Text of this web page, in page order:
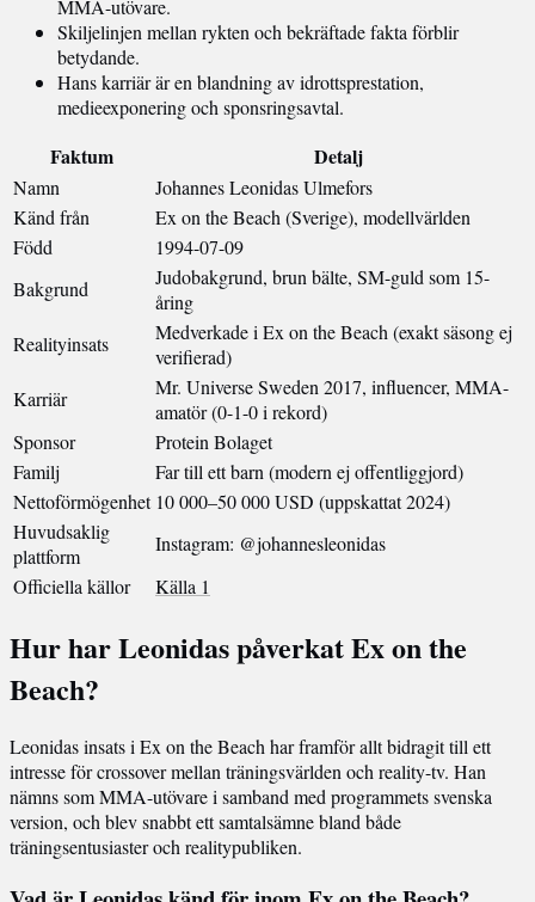
MMA-utövare.
Skiljelinjen mellan rykten och bekräftade fakta förblir
betydande.
Hans karriär är en blandning av idrottsprestation,
medieexponering och sponsringsavtal.
Faktum Detalj
Namn
Johannes Leonidas Ulmefors
Känd från
Ex on the Beach (Sverige), modellvärlden
Född
1994-07-09
Bakgrund
Judobakgrund, brun bälte, SM-guld som 15-
åring
Realityinsats
Medverkade i Ex on the Beach (exakt säsong ej
verifierad)
Karriär
Mr. Universe Sweden 2017, influencer, MMA-
amatör (0-1-0 i rekord)
Sponsor
Protein Bolaget
Familj
Far till ett barn (modern ej offentliggjord)
Nettoförmögenhet 10 000–50 000 USD (uppskattat 2024)
Huvudsaklig
plattform
Instagram: @johannesleonidas
Officiella källor
Källa 1
Hur har Leonidas påverkat Ex on the
Beach?
Leonidas insats i Ex on the Beach har framför allt bidragit till ett
intresse för crossover mellan träningsvärlden och reality-tv. Han
nämns som MMA-utövare i samband med programmets svenska
version, och blev snabbt ett samtalsämne bland både
träningsentusiaster och realitypubliken.